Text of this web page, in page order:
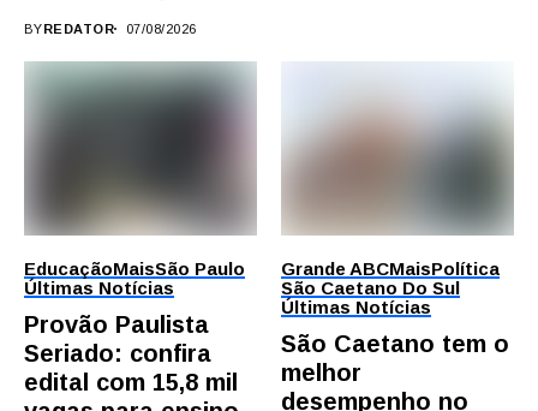
BYREDATOR 07/08/2026
EducaçãoMaisSão Paulo
Últimas Notícias
Provão Paulista
Seriado: confira
edital com 15,8 mil
Grande ABCMaisPolítica
São Caetano Do Sul
Últimas Notícias
São Caetano tem o
melhor
desempenho no